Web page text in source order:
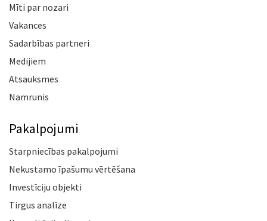
Mīti par nozari
Vakances
Sadarbības partneri
Medijiem
Atsauksmes
Namrunis
Pakalpojumi
Starpniecības pakalpojumi
Nekustamo īpašumu vērtēšana
Investīciju objekti
Tirgus analīze